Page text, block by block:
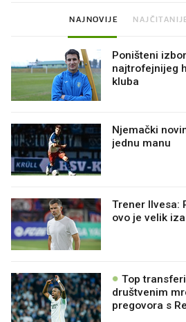
NAJNOVIJE
Poništeni
najtrofejnijeg
kluba
Njemački
jednu manu
Trener Ilvesa:
ovo je velik
Top
društvenim
pregovora s